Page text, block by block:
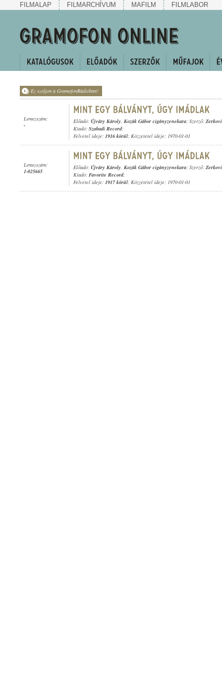
FILMALAP FILMARCHÍVUM MAFILM FILMLABOR
Ez szóljon a GramofonRádióban!
Lemezszám:
-
Előadó: Újváry Károly, Kozák Gábor cigányzenekara; Szerző:
Kiadó: Szabadi Record;
Felvétel ideje: 1916 körül; Közzététel ideje: 1970-01-01
Lemezszám:
1-025665
Előadó: Újváry Károly, Kozák Gábor cigányzenekara; Szerző:
Kiadó: Favorite Record;
Felvétel ideje: 1917 körül; Közzététel ideje: 1970-01-01